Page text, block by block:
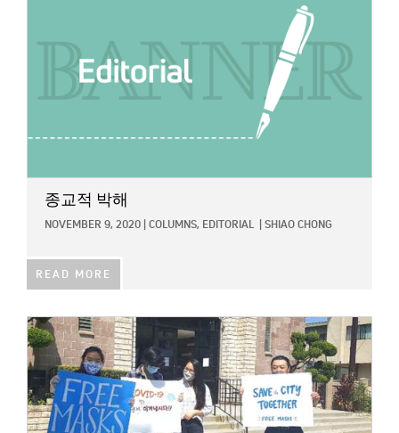
종교적 박해
NOVEMBER 9, 2020 COLUMNS, EDITORIAL SHIAO CHONG
READ MORE
IMAGE: